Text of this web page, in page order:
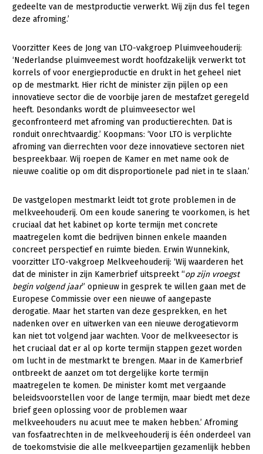
Varkenshouderij
Vollegrondsgroente
LTO Nederland
Bestuur en Directie
Medewerkers
Vakgroepbestuurders
Jaarverslag 2023
Vacatures
Pers
Contact
gedeelte van de mestproductie verwerkt. Wij zijn dus fel tegen
deze afroming.’
Voorzitter Kees de Jong van LTO-vakgroep Pluimveehouderij:
‘Nederlandse pluimveemest wordt hoofdzakelijk verwerkt tot
korrels of voor energieproductie en drukt in het geheel niet
op de mestmarkt. Hier richt de minister zijn pijlen op een
innovatieve sector die de voorbije jaren de mestafzet geregeld
heeft. Desondanks wordt de pluimveesector wel
geconfronteerd met afroming van productierechten. Dat is
ronduit onrechtvaardig.’ Koopmans: ‘Voor LTO is verplichte
afroming van dierrechten voor deze innovatieve sectoren niet
bespreekbaar. Wij roepen de Kamer en met name ook de
nieuwe coalitie op om dit disproportionele pad niet in te slaan.’
De vastgelopen mestmarkt leidt tot grote problemen in de
melkveehouderij. Om een koude sanering te voorkomen, is het
cruciaal dat het kabinet op korte termijn met concrete
maatregelen komt die bedrijven binnen enkele maanden
concreet perspectief en ruimte bieden. Erwin Wunnekink,
voorzitter LTO-vakgroep Melkveehouderij: ‘Wij waarderen het
dat de minister in zijn Kamerbrief uitspreekt “op zijn vroegst
begin volgend jaar” opnieuw in gesprek te willen gaan met de
Europese Commissie over een nieuwe of aangepaste
derogatie. Maar het starten van deze gesprekken, en het
nadenken over en uitwerken van een nieuwe derogatievorm
kan niet tot volgend jaar wachten. Voor de melkveesector is
het cruciaal dat er al op korte termijn stappen gezet worden
om lucht in de mestmarkt te brengen. Maar in de Kamerbrief
ontbreekt de aanzet om tot dergelijke korte termijn
maatregelen te komen. De minister komt met vergaande
beleidsvoorstellen voor de lange termijn, maar biedt met deze
brief geen oplossing voor de problemen waar
melkveehouders nu acuut mee te maken hebben.’ Afroming
van fosfaatrechten in de melkveehouderij is één onderdeel van
de toekomstvisie die alle melkveepartijen gezamenlijk hebben